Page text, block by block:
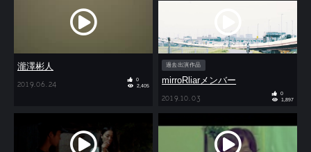
瀧澤彬人
2019.06.24
0
2,405
過去出演作品
mirroRliarメンバー
2019.10.03
0
1,897